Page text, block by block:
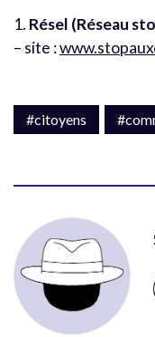
1. Résel (Réseau
– site :
#citoyens